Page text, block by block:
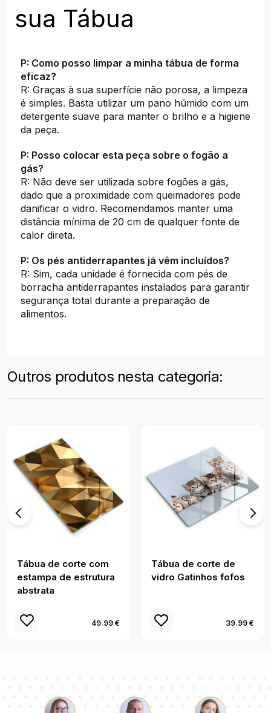
sua Tábua
P: Como posso limpar a minha tábua de forma
eficaz?
R: Graças à sua superfície não porosa, a limpeza
é simples. Basta utilizar um pano húmido com um
detergente suave para manter o brilho e a higiene
da peça.
P: Posso colocar esta peça sobre o fogão a
gás?
R: Não deve ser utilizada sobre fogões a gás,
dado que a proximidade com queimadores pode
danificar o vidro. Recomendamos manter uma
distância mínima de 20 cm de qualquer fonte de
calor direta.
P: Os pés antiderrapantes já vêm incluídos?
R: Sim, cada unidade é fornecida com pés de
borracha antiderrapantes instalados para garantir
segurança total durante a preparação de
alimentos.
Outros produtos nesta categoria:
Tábua de corte com
estampa de estrutura
abstrata
49.99 €
Tábua de corte de
vidro Gatinhos fofos
39.99 €